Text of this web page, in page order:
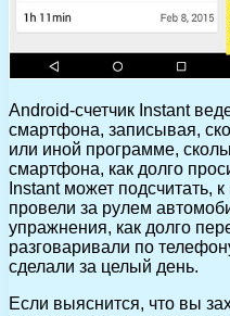
Android-счетчик Instant
смартфона, записывая,
или иной программе,
смартфона, как долго
Instant может подсчитать,
провели за рулем
упражнения, как долго
разговаривали по
сделали за целый день.
Если выяснится, что вы